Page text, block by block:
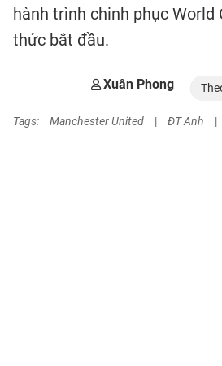
hành trình chinh phục World
thức bắt đầu.
Xuân Phong
Tags: Manchester United | ĐT Anh |